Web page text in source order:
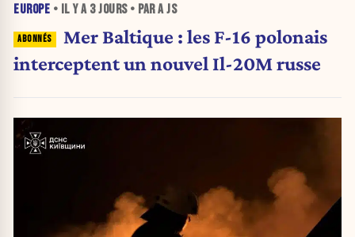
EUROPE • IL Y A 3 JOURS• PAR A JS
Mer Baltique : les F-16 polonais
interceptent un nouvel Il-20M russe